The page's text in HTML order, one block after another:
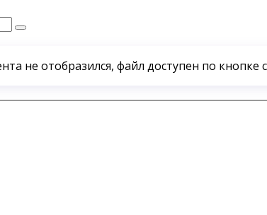
не отобразился, файл доступен по кнопке